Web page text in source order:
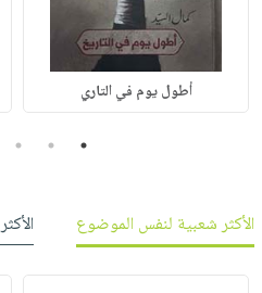
أطول يوم في التاري
1
2
3
الأكثر شعبية لنفس الموضوع